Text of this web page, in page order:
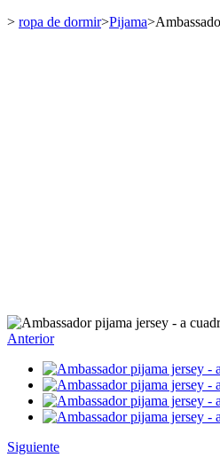
> ropa de dormir>Pijama>
Anterior
Siguiente